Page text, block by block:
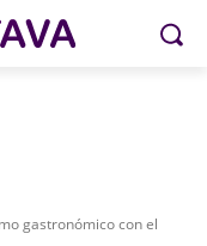
gastronómico con el